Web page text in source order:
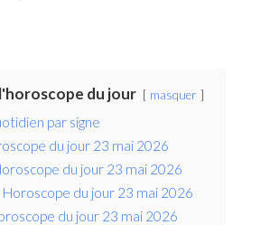
du jour masquer
par signe
du jour 23 mai 2026
du jour 23 mai 2026
Horoscope du jour 23 mai 2026
du jour 23 mai 2026